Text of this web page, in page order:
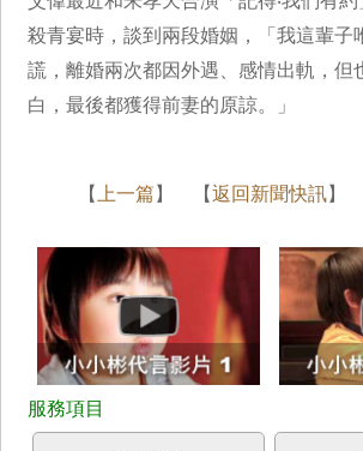
殺青宴時，談到兩段婚姻，「我這輩子
謊，離婚兩次都因外遇、感情出軌，但
白，最後都獲得前妻的原諒。」
【 上一篇 】 【返回新聞快訊】